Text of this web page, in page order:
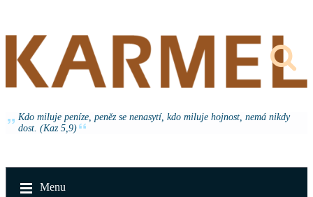
Kdo miluje peníze, peněz se nenasytí, kdo miluje hojnost, nemá nikdy
dost. (Kaz 5,9)
Menu